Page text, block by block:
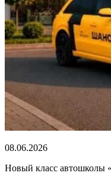
08.06.2026
Новый класс